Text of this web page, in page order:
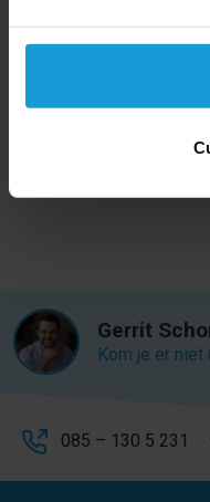
voor bedrijven uit
niet voor
checken. Mocht u
land dan Mali nodig
Gerrit
Kom je er niet
085 – 130 5 231